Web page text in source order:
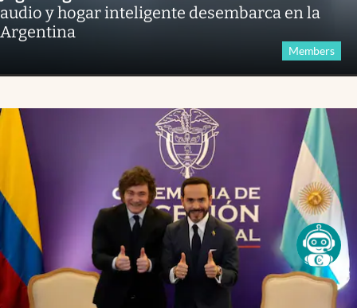
audio y hogar inteligente desembarca en la
Argentina
Members